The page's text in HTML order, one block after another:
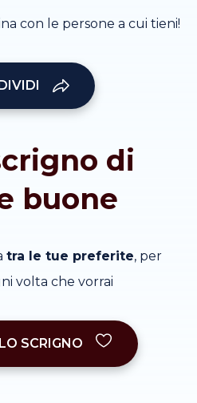
con le persone a cui tieni!
di
buone
tra le tue preferite, per
volta che vorrai
SCRIGNO